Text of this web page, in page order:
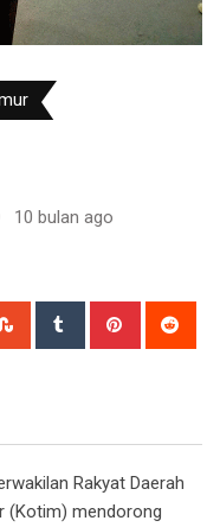
10 bulan ago
StumbleUpon
Tumblr Pinterest
Rakyat Daerah
(Kotim) mendorong